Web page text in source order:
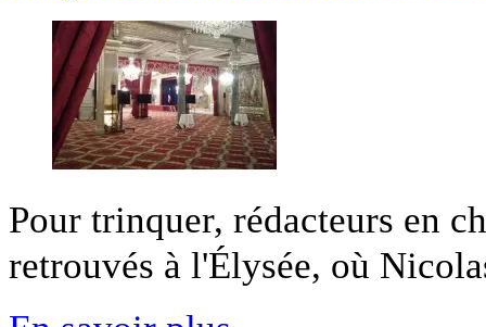
Pour trinquer, rédacteurs en
retrouvés à l'Élysée, où